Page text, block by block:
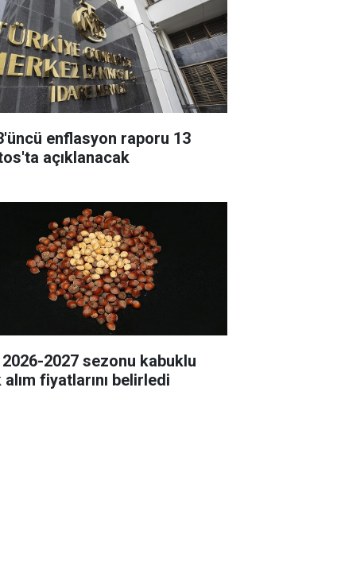
3'üncü enflasyon raporu 13
açıklanacak
2026-2027 sezonu kabuklu
alım fiyatlarını belirledi